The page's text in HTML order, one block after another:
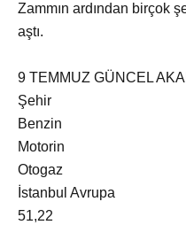
Zammın ardından birçok
aştı.
9 TEMMUZ GÜNCEL
Şehir
Benzin
Motorin
Otogaz
İstanbul Avrupa
51,22